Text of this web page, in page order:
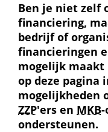
Ben je niet zelf
financiering,
bedrijf of
financieringen
mogelijk maakt
op deze pagina
mogelijkheden
ZZP'ers en MKB-
ondersteunen.